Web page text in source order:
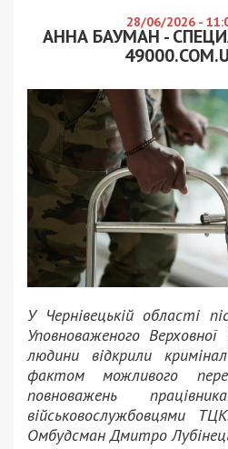
28/06/2026 -
АННА БАУМАН -
У Чернівецькій області
Уповноваженого
людини відкрили
фактом можливого
повноважень
військовослужбовцями
Омбудсман Дмитро